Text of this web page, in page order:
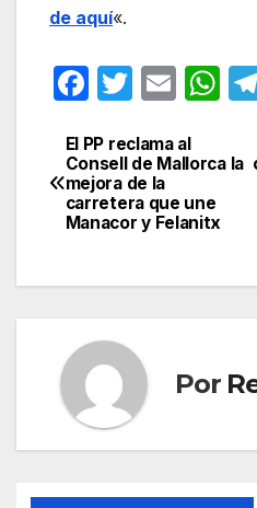
de aquí«.
F
c
e
b
o
T
itt
er
E
ail
W
at
p
Navegación
de
entradas
El PP reclama al
Consell de Mallorca la
mejora de la
carretera que une
Manacor y Felanitx
Por